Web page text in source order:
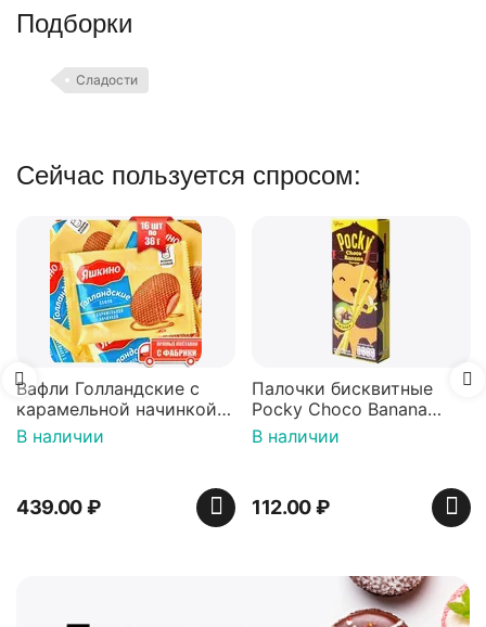
Подборки
Сладости
Сейчас пользуется спросом:
Палочки бисквитные
Pocky Choco Banana
25гр
В наличии
112.00
Вафли Коровка, c
шоколадной
150 г
В наличии
74.00₽